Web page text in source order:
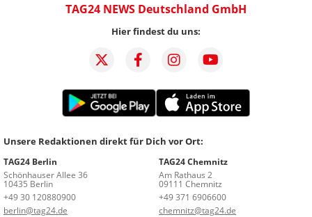
TAG24 NEWS Deutschland GmbH
Hier findest du uns:
Unsere Redaktionen direkt für Dich vor Ort:
TAG24 Berlin
Schönhauser Allee 36
10435 Berlin
+49 30 120880900
berlin@tag24.de
TAG24 Chemnitz
Am Rathaus 2
09111 Chemnitz
+49 371 6906600
chemnitz@tag24.de